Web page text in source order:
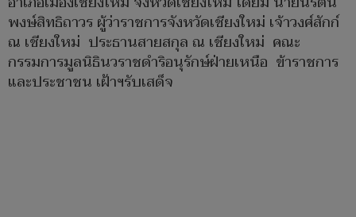
พงษ์สิทธิถาวร ผู้ว่าราชการจังหวัดเชียงใหม่ เจ้าวงศ์สักก์
ณ เชียงใหม่ ประธานสายสกุล ณ เชียงใหม่ คณะ
กรรมการมูลนิธินวราชดำริอนุรักษ์ฝ่ายเหนือ ข้าราชการ
และประชาชน เฝ้าฯรับเสด็จ